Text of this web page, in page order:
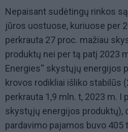
Nepaisant sudėtingų rinkos
jūros uostuose, kuriuose per
perkrauta 27 proc. mažiau
produktų nei per tą patį 2023
Energies“ skystųjų energijos
krovos rodikliai išliko stabilūs
perkrauta 1,9 mln. t, 2023 m. I
skystųjų energijos produktų),
pardavimo pajamos buvo